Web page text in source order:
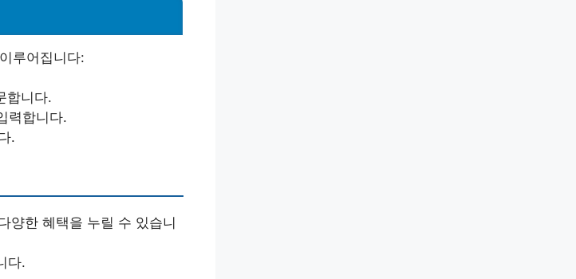
루어집니다:
합니다.
력합니다.
.
양한 혜택을 누릴 수 있습니
다.